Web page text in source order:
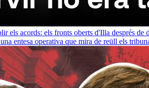
els acords: els fronts oberts d'Illa després de
entesa operativa que mira de reüll els